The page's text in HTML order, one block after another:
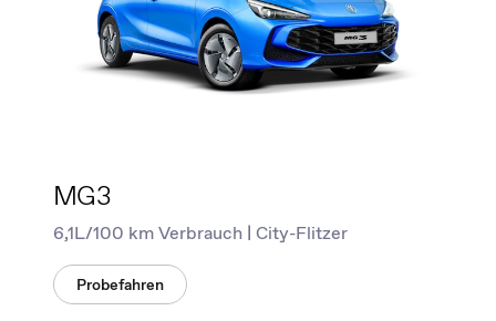
MG3
6,1L/100 km Verbrauch | City-Flitzer
Probefahren